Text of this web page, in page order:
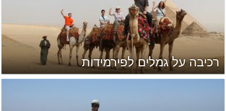
רכיבה על גמלים לפירמידות